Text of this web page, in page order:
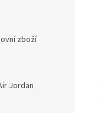
zboží
Jordan